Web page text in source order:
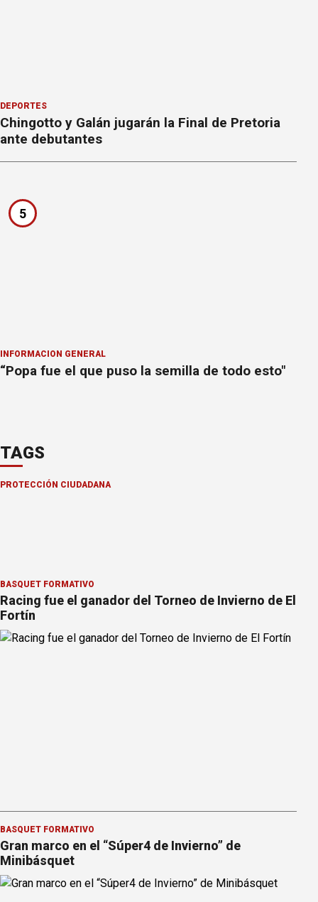
DEPORTES
Chingotto y Galán jugarán la Final de Pretoria
ante debutantes
5
INFORMACION GENERAL
“Popa fue el que puso la semilla de todo esto"
TAGS
PROTECCIÓN CIUDADANA
BÁSQUET FORMATIVO
Racing fue el ganador del Torneo de Invierno de El
Fortín
BÁSQUET FORMATIVO
Gran marco en el “Súper4 de Invierno” de
Minibásquet